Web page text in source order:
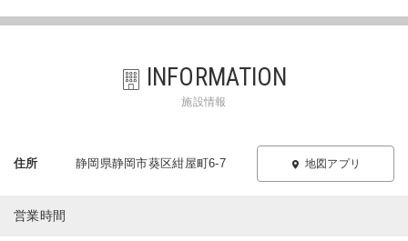
INFORMATION
施設情報
住所 静岡県静岡市葵区紺屋町6-7 地図アプリ
営業時間